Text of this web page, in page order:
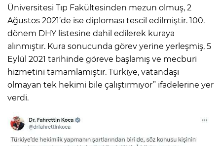
Üniversitesi Tıp Fakültesinden mezun olmuş, 2
Ağustos 2021’de ise diploması tescil edilmiştir. 100.
dönem DHY listesine dahil edilerek kuraya
alınmıştır. Kura sonucunda görev yerine yerleşmiş, 5
Eylül 2021 tarihinde göreve başlamış ve mecburi
hizmetini tamamlamıştır. Türkiye, vatandaşı
olmayan tek hekimi bile çalıştırmıyor” ifadelerine yer
verdi.